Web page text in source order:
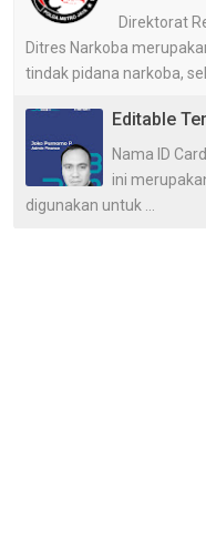
Direktorat
Ditres Narkoba
tindak pidana narkoba,
Editable
Nama ID
ini
digunakan untuk ...